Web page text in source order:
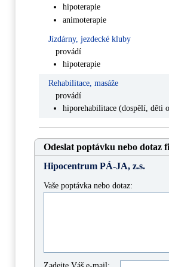
hipoterapie
animoterapie
Jízdárny, jezdecké kluby
provádí
hipoterapie
Rehabilitace, masáže
provádí
hiporehabilitace (dospělí, děti
Odeslat poptávku nebo dotaz
Hipocentrum PÁ-JA, z.s.
Vaše poptávka nebo dotaz: